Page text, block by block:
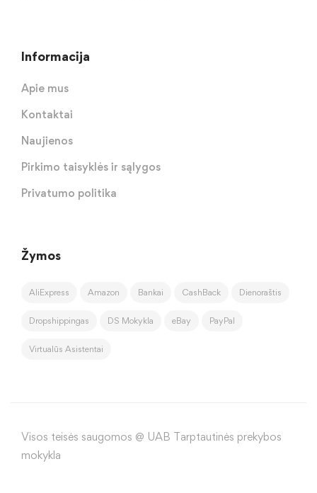
Informacija
Apie mus
Kontaktai
Naujienos
Pirkimo taisyklės ir sąlygos
Privatumo politika
Žymos
AliExpress Amazon Bankai CashBack Dienoraštis
Dropshippingas DS Mokykla eBay PayPal
Virtualūs Asistentai
Visos teisės saugomos @ UAB Tarptautinės prekybos
mokykla